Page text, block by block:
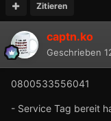
Zitieren
captn.ko
Geschrieben
0800533556041
- Service Tag bereit